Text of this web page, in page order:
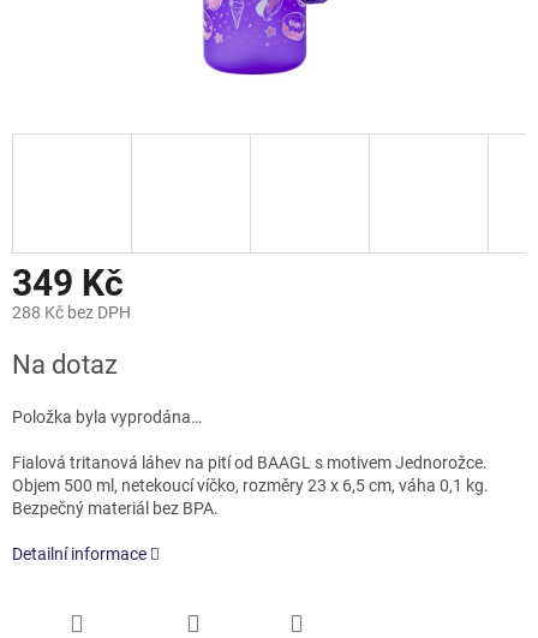
349 Kč
288 Kč bez DPH
cena:
Na dotaz
Položka byla vyprodána…
Fialová tritanová láhev na pití od BAAGL s motivem Jednorožce.
Objem 500 ml, netekoucí víčko, rozměry 23 x 6,5 cm, váha 0,1 kg.
Bezpečný materiál bez BPA.
Detailní informace